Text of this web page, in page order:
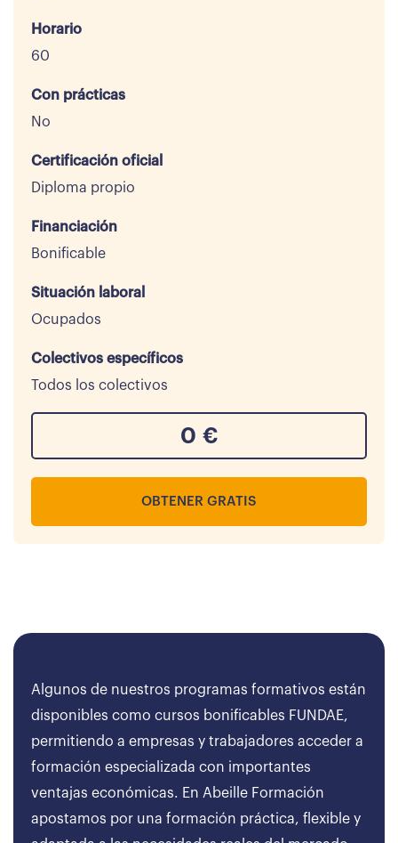
Horario
60
Con prácticas
No
Certificación oficial
Diploma propio
Financiación
Bonificable
Situación laboral
Ocupados
Colectivos específicos
Todos los colectivos
0 €
OBTENER GRATIS
Algunos de nuestros programas formativos están
disponibles como cursos bonificables FUNDAE,
permitiendo a empresas y trabajadores acceder a
formación especializada con importantes
ventajas económicas. En Abeille Formación
apostamos por una formación práctica, flexible y